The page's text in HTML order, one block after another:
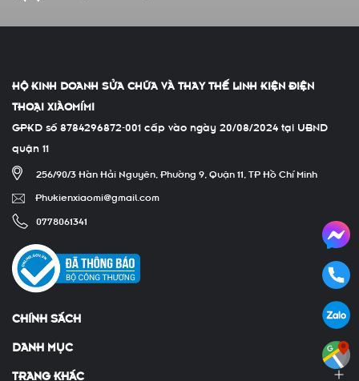
HỘ KINH DOANH SỬA CHỮA VÀ THAY THẾ LINH KIỆN ĐIỆN
THOẠI XIÀOMÍMI
GPKD số 8784296872-001 cấp vào ngày 20/08/2024 tại UBND
quận 11
256/90/3 Hàn Hải Nguyên, Phường 9, Quận 11, TP Hồ Chí Minh
Phukienxiaomi@gmail.com
0778061341
CHÍNH SÁCH
DANH MỤC
TRANG KHÁC